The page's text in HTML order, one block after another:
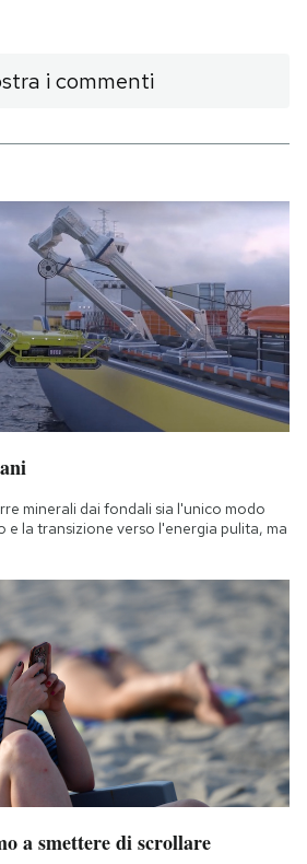
i commenti
minerali dai fondali sia l'unico modo
e la transizione verso l'energia pulita, ma
a smettere di scrollare